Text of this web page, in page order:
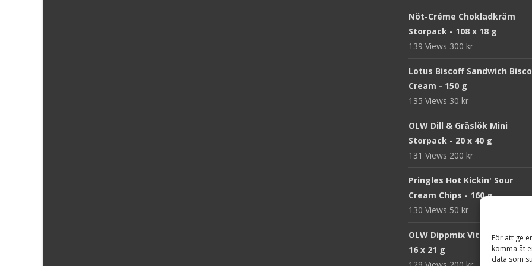
För att ge
komma åt
data som
Nöt-Créme Chokladkräm
Storpack - 108 x 18 g
139 Views 300 kr
Lotus Biscoff Sandwich
Cream - 150 g
135 Views 30 kr
OLW Dill & Gräslök Mini
Storpack - 20 x 40 g
131 Views 200 kr
Pringles Hot Kickin' Sour
Cream Chips - 160 g
130 Views 50 kr
OLW Dippmix Vitlök
16 x 21 g